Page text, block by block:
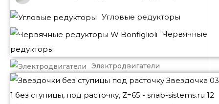
Угловые редукторы
Червячные
редукторы
Электродвигатели